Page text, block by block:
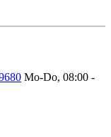
Mo-Do, 08:00 -